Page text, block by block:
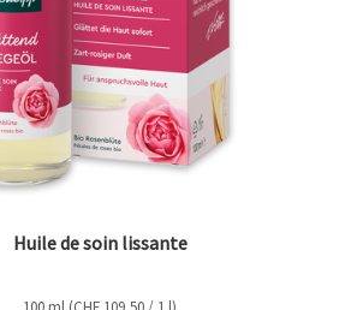
Huile de soin lissante